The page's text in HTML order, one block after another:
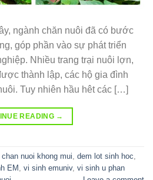
ngành chăn nuôi đã có bước
góp phần vào sự phát triển
Nhiều trang trại nuôi lợn,
thành lập, các hộ gia đình
Tuy nhiên hầu hêt các […]
READING →
chan nuoi khong mui, dem lot sinh hoc,
EM, vi sinh emuniv, vi sinh u phan